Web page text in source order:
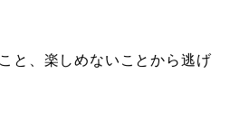
と、楽しめないことから逃げ